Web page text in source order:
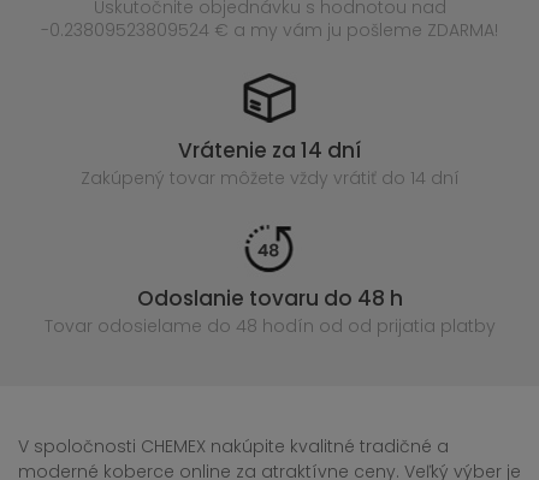
Uskutočnite objednávku s hodnotou nad
-0.23809523809524 € a my vám ju pošleme ZDARMA!
Vrátenie za 14 dní
Zakúpený tovar môžete vždy vrátiť do 14 dní
Odoslanie tovaru do 48 h
Tovar odosielame do 48 hodín od od prijatia platby
V spoločnosti CHEMEX nakúpite kvalitné tradičné a
moderné koberce online za atraktívne ceny. Veľký výber je